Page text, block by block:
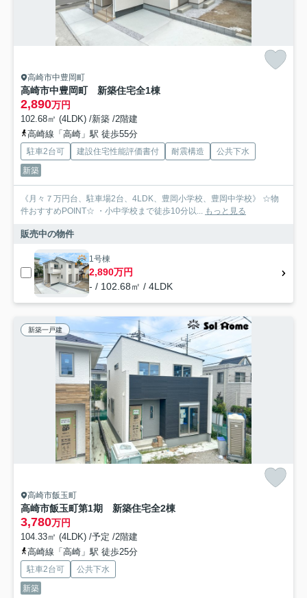
高崎市中豊岡町
高崎市中豊岡町 新築住宅全1棟
2,890万円
102.68㎡ (4LDK) /新築 /2階建
高崎線「高崎」駅 徒歩55分
駐車2台可 建設住宅性能評価書付 耐震構造
公共下水
新築
《月々７万円台、駐車場2台、4LDK、豊岡小学校、豊岡中学校》 ☆物
件おすすめPOINT☆ ・小中学校まで徒歩10分以...
もっと見る
販売中の物件
1号棟
2,890万円
- / 102.68㎡ / 4LDK
新築一戸建
高崎市飯玉町
高崎市飯玉町第1期 新築住宅全2棟
3,780万円
104.33㎡ (4LDK) /予定 /2階建
高崎線「高崎」駅 徒歩25分
駐車2台可
公共下水
新築